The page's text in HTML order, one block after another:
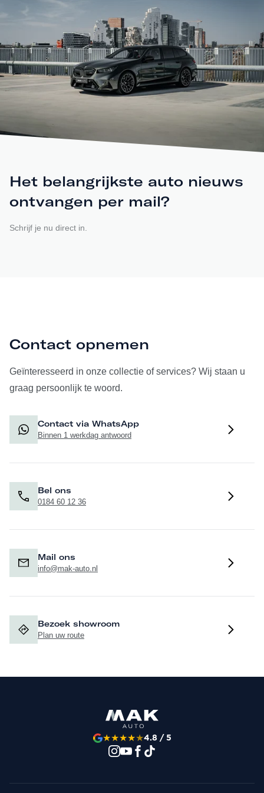
Het belangrijkste auto nieuws
ontvangen per mail?
Schrijf je nu direct in.
Contact opnemen
Geïnteresseerd in onze collectie of services? Wij staan u
graag persoonlijk te woord.
Contact via WhatsApp
Binnen 1 werkdag antwoord
Bel ons
0184 60 12 36
Mail ons
info@mak-auto.nl
Bezoek showroom
Plan uw route
★★★★★4.8 / 5